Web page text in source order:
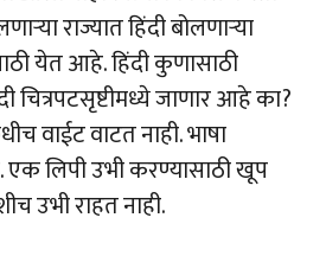
राज्यात हिंदी बोलणाऱ्या
येत आहे. हिंदी कुणासाठी
चित्रपटसृष्टीमध्ये जाणार आहे का?
वाईट वाटत नाही. भाषा
एक लिपी उभी करण्यासाठी खूप
उभी राहत नाही.